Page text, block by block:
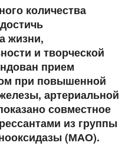
количества
жизни,
и творческой
прием
при повышенной
артериальной
совместное
из группы
(МАО).